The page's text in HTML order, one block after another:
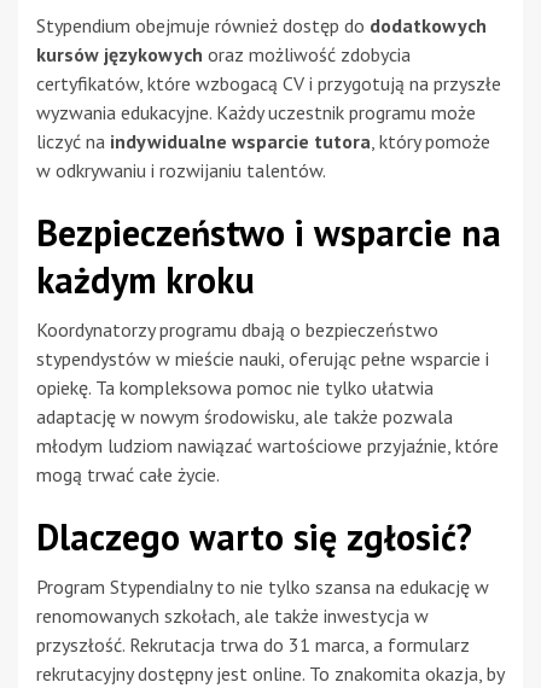
Stypendium obejmuje również dostęp do dodatkowych
kursów językowych oraz możliwość zdobycia
certyfikatów, które wzbogacą CV i przygotują na przyszłe
wyzwania edukacyjne. Każdy uczestnik programu może
liczyć na indywidualne wsparcie tutora , który pomoże
w odkrywaniu i rozwijaniu talentów.
Bezpieczeństwo i wsparcie na
każdym kroku
Koordynatorzy programu dbają o bezpieczeństwo
stypendystów w mieście nauki, oferując pełne wsparcie i
opiekę. Ta kompleksowa pomoc nie tylko ułatwia
adaptację w nowym środowisku, ale także pozwala
młodym ludziom nawiązać wartościowe przyjaźnie, które
mogą trwać całe życie.
Dlaczego warto się zgłosić?
Program Stypendialny to nie tylko szansa na edukację w
renomowanych szkołach, ale także inwestycja w
przyszłość. Rekrutacja trwa do 31 marca, a formularz
rekrutacyjny dostępny jest online. To znakomita okazja, by